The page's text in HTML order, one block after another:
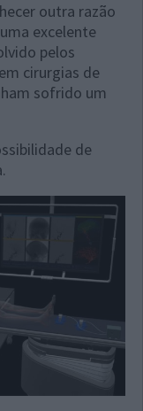
outra razão
excelente
pelos
cirurgias de
sofrido um
de